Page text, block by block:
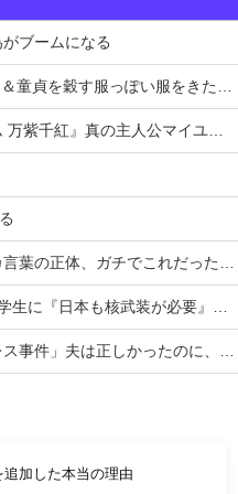
ブームになる
ぽい服をきたホウオウボクへの反応！！！
の主人公マイユニはキャラメイクが可能
正体、ガチでこれだったｗｗｗｗ
も核武装が必要』と言われびっくり
かったのに、なぜ喧嘩は終わらなかったのか
の分商品代を値上げして店頭価格を変えない」
加した本当の理由